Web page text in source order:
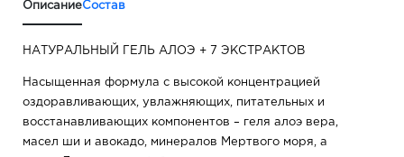
ОписаниеСостав
НАТУРАЛЬНЫЙ ГЕЛЬ АЛОЭ + 7 ЭКСТРАКТОВ
Насыщенная формула с высокой концентрацией
оздоравливающих, увлажняющих, питательных и
восстанавливающих компонентов – геля алоэ вера,
масел ши и авокадо, минералов Мертвого моря, а